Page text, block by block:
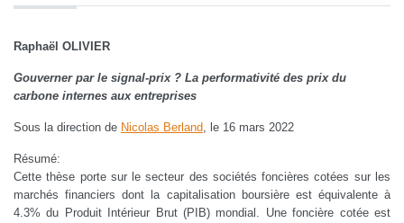
Raphaël OLIVIER
Gouverner par le signal-prix ? La performativité des prix du
carbone internes aux entreprises
Sous la direction de Nicolas Berland, le 16 mars 2022
Résumé:
Cette thèse porte sur le secteur des sociétés foncières cotées sur les
marchés financiers dont la capitalisation boursière est équivalente à
4.3% du Produit Intérieur Brut (PIB) mondial. Une foncière cotée est